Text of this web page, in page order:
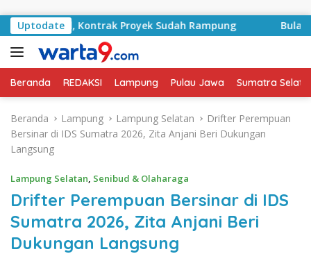
Uptodate
Kontrak Proyek Sudah Rampung Bulan
Beranda REDAKSI Lampung Pulau Jawa Sumatra
Beranda Lampung Lampung Selatan
Drifter Perempuan
Bersinar di IDS Sumatra 2026, Zita Anjani Beri Dukungan
Langsung
Lampung Selatan, Senibud & Olaharaga
Drifter Perempuan Bersinar di IDS
Sumatra 2026, Zita Anjani Beri
Dukungan Langsung